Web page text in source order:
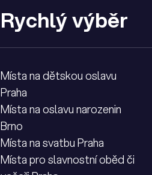
Rychlý výběr
Místa na dětskou oslavu
Praha
Místa na oslavu narozenin
Brno
Místa na svatbu Praha
Místa pro slavnostní oběd či